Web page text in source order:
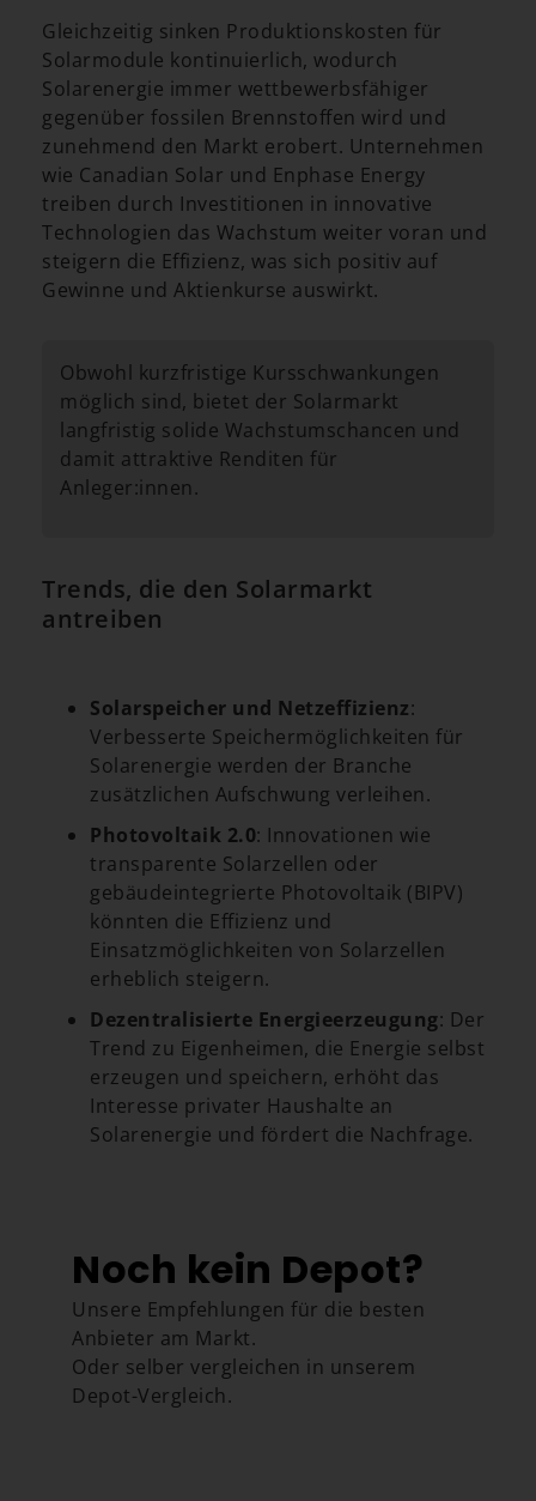
Gleichzeitig sinken Produktionskosten für
Solarmodule kontinuierlich, wodurch
Solarenergie immer wettbewerbsfähiger
gegenüber fossilen Brennstoffen wird und
zunehmend den Markt erobert. Unternehmen
wie Canadian Solar und Enphase Energy
treiben durch Investitionen in innovative
Technologien das Wachstum weiter voran und
steigern die Effizienz, was sich positiv auf
Gewinne und Aktienkurse auswirkt.
Obwohl kurzfristige Kursschwankungen
möglich sind, bietet der Solarmarkt
langfristig solide Wachstumschancen und
damit attraktive Renditen für
Anleger:innen.
Trends, die den Solarmarkt
antreiben
Solarspeicher und Netzeffizienz:
Verbesserte Speichermöglichkeiten für
Solarenergie werden der Branche
zusätzlichen Aufschwung verleihen.
Photovoltaik 2.0: Innovationen wie
transparente Solarzellen oder
gebäudeintegrierte Photovoltaik (BIPV)
könnten die Effizienz und
Einsatzmöglichkeiten von Solarzellen
erheblich steigern.
Dezentralisierte Energieerzeugung: Der
Trend zu Eigenheimen, die Energie selbst
erzeugen und speichern, erhöht das
Interesse privater Haushalte an
Solarenergie und fördert die Nachfrage.
Noch kein Depot?
Unsere Empfehlungen für die besten
Anbieter am Markt.
Oder selber vergleichen in unserem
Depot-Vergleich.